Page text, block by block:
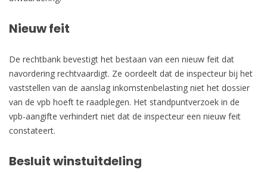
Nieuw feit
De rechtbank bevestigt het bestaan van een nieuw feit dat
navordering rechtvaardigt. Ze oordeelt dat de inspecteur bij het
vaststellen van de aanslag inkomstenbelasting niet het dossier
van de vpb hoeft te raadplegen. Het standpuntverzoek in de
vpb-aangifte verhindert niet dat de inspecteur een nieuw feit
constateert.
Besluit winstuitdeling